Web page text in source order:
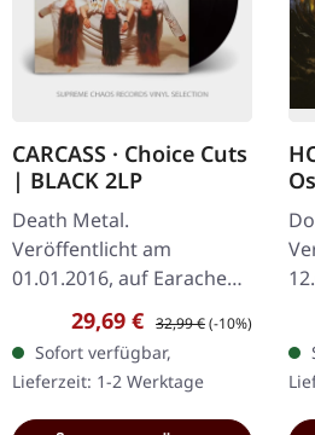
CARCASS · Choice Cuts
| BLACK 2LP
Death Metal.
Veröffentlicht am
01.01.2016, auf Earache
Records. Schwarzes
Doppel-Vinyl im Gatefold-
Cover. Carcass' 'Choice
Cuts' ist eine
umfassende…
Verkaufspreis:
29,69 € Regulärer Preis:
32,99 €(-10%)
Sofort verfügbar,
Lieferzeit: 1-2 Werktage